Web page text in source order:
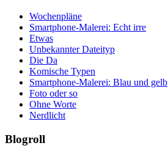
Wochenpläne
Smartphone-Malerei: Echt irre
Etwas
Unbekannter Dateityp
Die Da
Komische Typen
Smartphone-Malerei: Blau und gelb
Foto oder so
Ohne Worte
Nerdlicht
Blogroll